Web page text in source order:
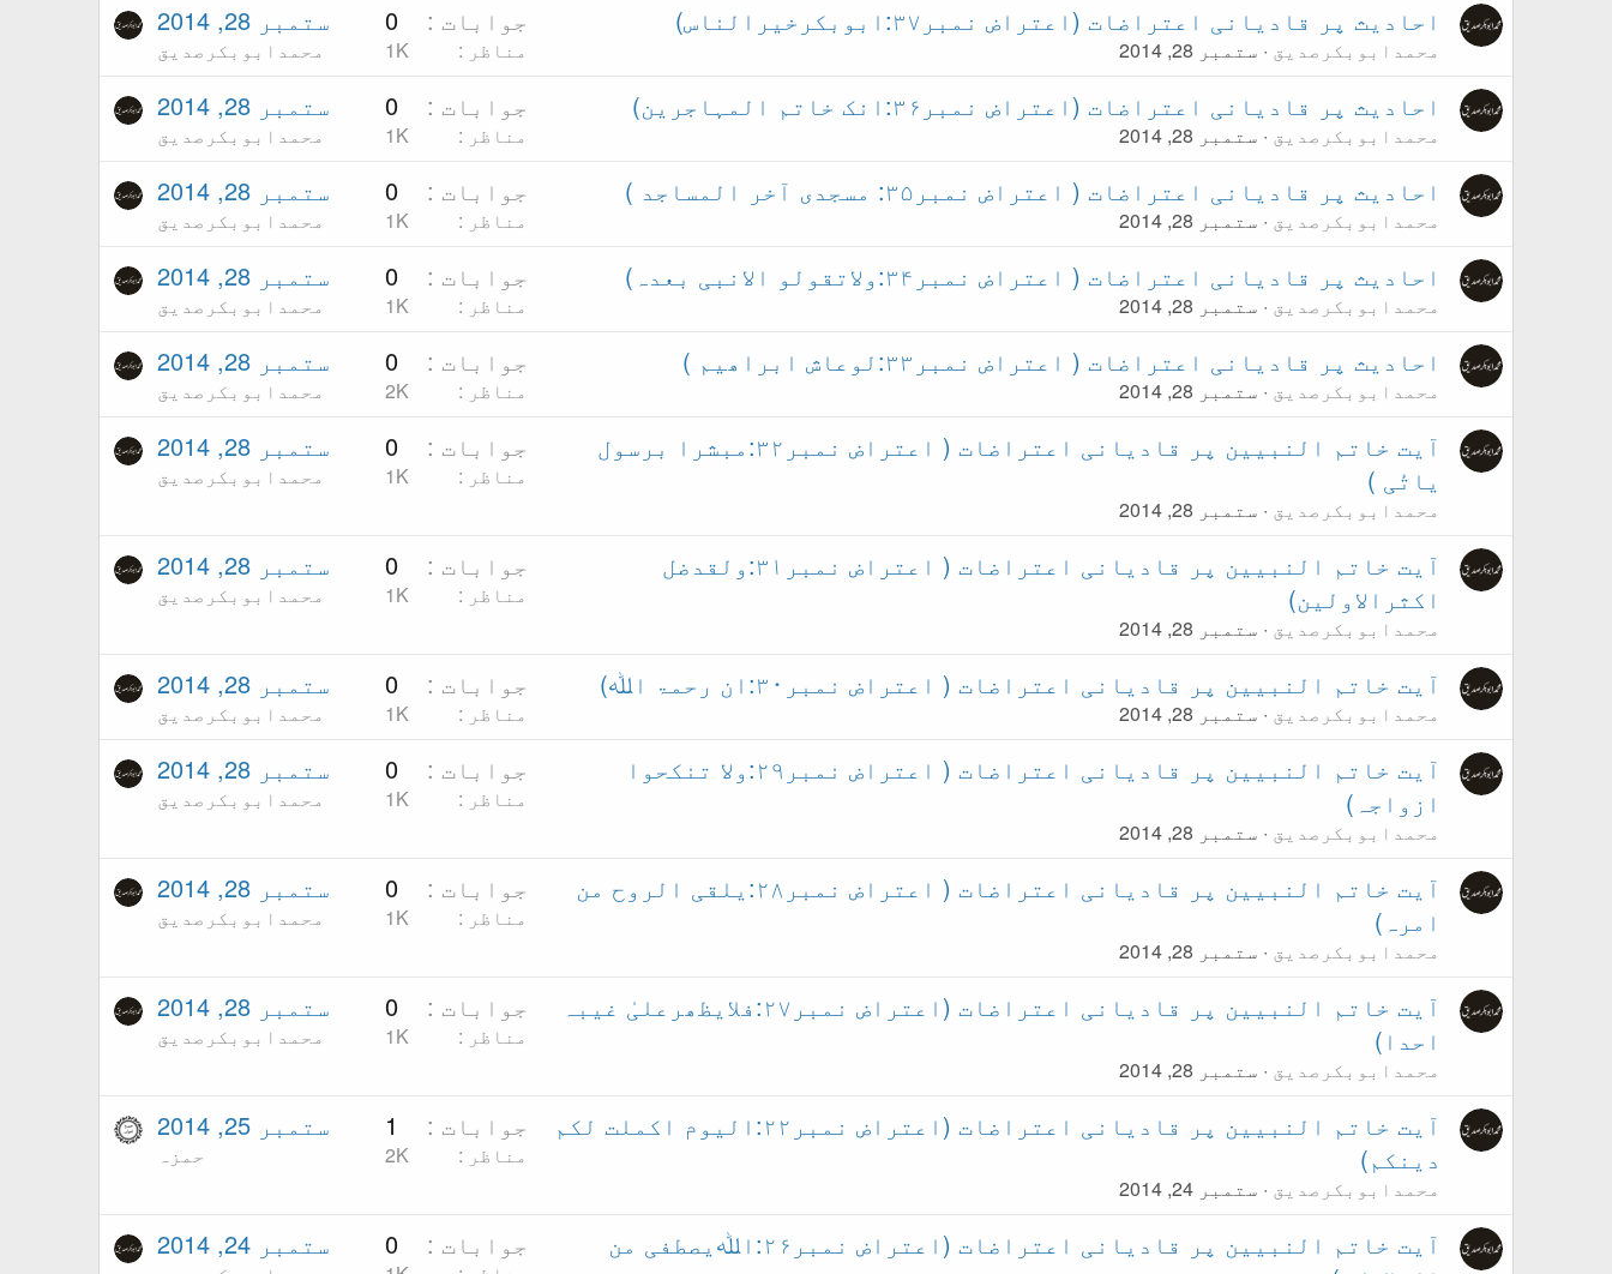
احادیث پر قادیانی اعتراضات (اعتراض نمبر۳۷:ابوبکرخیرالناس)
محمدابوبکرصدیق ستمبر 28, 2014
جوابات 0
مناظر 1K
ستمبر 28, 2014
محمدابوبکرصدیق
احادیث پر قادیانی اعتراضات (اعتراض نمبر۳۶:انک خاتم المہاجرین)
محمدابوبکرصدیق ستمبر 28, 2014
جوابات 0
مناظر 1K
ستمبر 28, 2014
محمدابوبکرصدیق
احادیث پر قادیانی اعتراضات ( اعتراض نمبر۳۵: مسجدی آخر المساجد )
محمدابوبکرصدیق ستمبر 28, 2014
جوابات 0
مناظر 1K
ستمبر 28, 2014
محمدابوبکرصدیق
احادیث پر قادیانی اعتراضات ( اعتراض نمبر۳۴:ولاتقولو الانبی بعدہ)
محمدابوبکرصدیق ستمبر 28, 2014
جوابات 0
مناظر 1K
ستمبر 28, 2014
محمدابوبکرصدیق
احادیث پر قادیانی اعتراضات ( اعتراض نمبر۳۳:لوعاش ابراھیم )
محمدابوبکرصدیق ستمبر 28, 2014
جوابات 0
مناظر 2K
ستمبر 28, 2014
محمدابوبکرصدیق
آیت خاتم النبیین پر قادیانی اعتراضات ( اعتراض نمبر۳۲:مبشرا برسول
یاتٔی )
محمدابوبکرصدیق ستمبر 28, 2014
جوابات 0
مناظر 1K
ستمبر 28, 2014
محمدابوبکرصدیق
آیت خاتم النبیین پر قادیانی اعتراضات ( اعتراض نمبر۳۱:ولقدضل
اکثرالاولین)
محمدابوبکرصدیق ستمبر 28, 2014
جوابات 0
مناظر 1K
ستمبر 28, 2014
محمدابوبکرصدیق
آیت خاتم النبیین پر قادیانی اعتراضات ( اعتراض نمبر۳۰:ان رحمۃ اﷲ)
محمدابوبکرصدیق ستمبر 28, 2014
جوابات 0
مناظر 1K
ستمبر 28, 2014
محمدابوبکرصدیق
آیت خاتم النبیین پر قادیانی اعتراضات ( اعتراض نمبر۲۹:ولا تنکحوا
ازواجہ)
محمدابوبکرصدیق ستمبر 28, 2014
جوابات 0
مناظر 1K
ستمبر 28, 2014
محمدابوبکرصدیق
آیت خاتم النبیین پر قادیانی اعتراضات ( اعتراض نمبر۲۸:یلقی الروح من
امرہ)
محمدابوبکرصدیق ستمبر 28, 2014
جوابات 0
مناظر 1K
ستمبر 28, 2014
محمدابوبکرصدیق
آیت خاتم النبیین پر قادیانی اعتراضات (اعتراض نمبر۲۷:فلایظھرعلیٰ غیبہ
احدا)
محمدابوبکرصدیق ستمبر 28, 2014
جوابات 0
مناظر 1K
ستمبر 28, 2014
محمدابوبکرصدیق
آیت خاتم النبیین پر قادیانی اعتراضات (اعتراض نمبر۲۲:الیوم اکملت لکم
دینکم)
محمدابوبکرصدیق ستمبر 24, 2014
جوابات 1
مناظر 2K
ستمبر 25, 2014
حمزہ
آیت خاتم النبیین پر قادیانی اعتراضات (اعتراض نمبر۲۶:اﷲیصطفی من
جوابات 0 ستمبر 24, 2014